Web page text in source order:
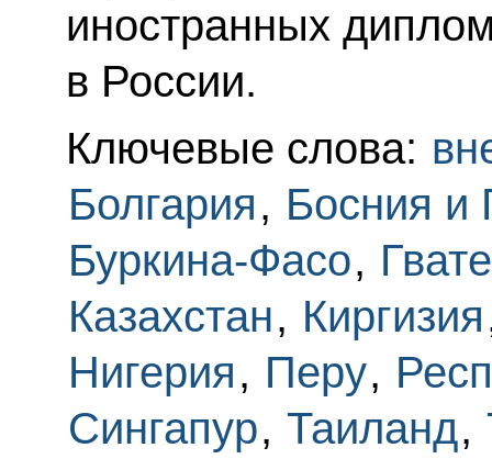
иностранных
в России.
Ключевые слова:
Болгария, Босния и
Буркина-Фасо,
Казахстан, Киргизия
Нигерия, Перу,
Сингапур, Таиланд,